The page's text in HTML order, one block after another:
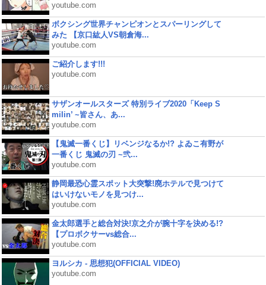
youtube.com
ボクシング世界チャンピオンとスパーリングして
みた 【京口紘人VS朝倉海...
youtube.com
ご紹介します!!!
youtube.com
サザンオールスターズ 特別ライブ2020「Keep S
milin’ ~皆さん、あ...
youtube.com
【鬼滅一番くじ】リベンジなるか!? よゐこ有野が
一番くじ 鬼滅の刃 ~弐...
youtube.com
静岡最恐心霊スポット大突撃!廃ホテルで見つけて
はいけないモノを見つけ...
youtube.com
金太郎選手と総合対決!京之介が腕十字を決める!?
【プロボクサーvs総合...
youtube.com
ヨルシカ - 思想犯(OFFICIAL VIDEO)
youtube.com